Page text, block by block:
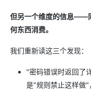
但另一个维度的信息——
何东西消费。
我们重新读这三个发现：
"密码错误时返回了
是"规则禁止这样做"